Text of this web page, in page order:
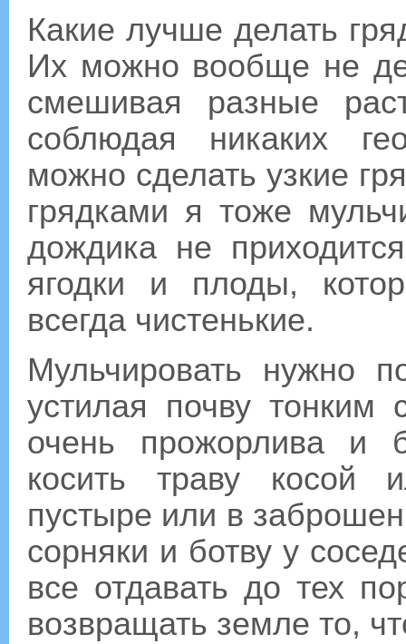
Какие лучше делать
Их можно вообще не
смешивая разные
соблюдая никаких
можно сделать узкие
грядками я тоже
дождика не
ягодки и плоды,
всегда чистенькие.
Мульчировать нужно
устилая почву тонким
очень прожорлива и
косить траву
пустыре или в
сорняки и ботву у
все отдавать до тех
возвращать земле то,